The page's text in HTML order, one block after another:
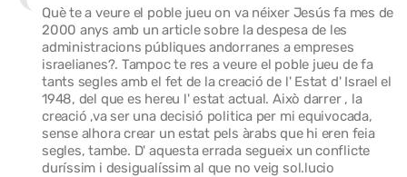
Què te a veure el poble jueu on va néixer Jesús fa mes de
2000 anys amb un article sobre la despesa de les
administracions públiques andorranes a empreses
israelianes?. Tampoc te res a veure el poble jueu de fa
tants segles amb el fet de la creació de l' Estat d' Israel el
1948, del que es hereu l' estat actual. Això darrer , la
creació ,va ser una decisió politica per mi equivocada,
sense alhora crear un estat pels àrabs que hi eren feia
segles, tambe. D' aquesta errada segueix un conflicte
duríssim i desigualíssim al que no veig sol.lucio